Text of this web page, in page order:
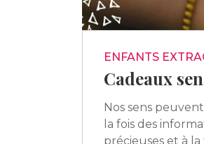
ENFANTS
Cadeaux
Nos sens
la fois des
précieuses et à la